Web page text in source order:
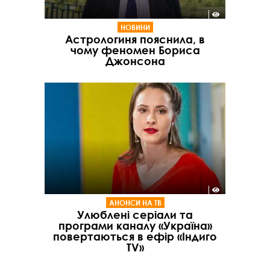
НОВИНИ
Астрологиня пояснила, в
чому феномен Бориса
Джонсона
АНОНСИ НА ТВ
Улюблені серіали та
програми каналу «Україна»
повертаються в ефір «Індиго
TV»